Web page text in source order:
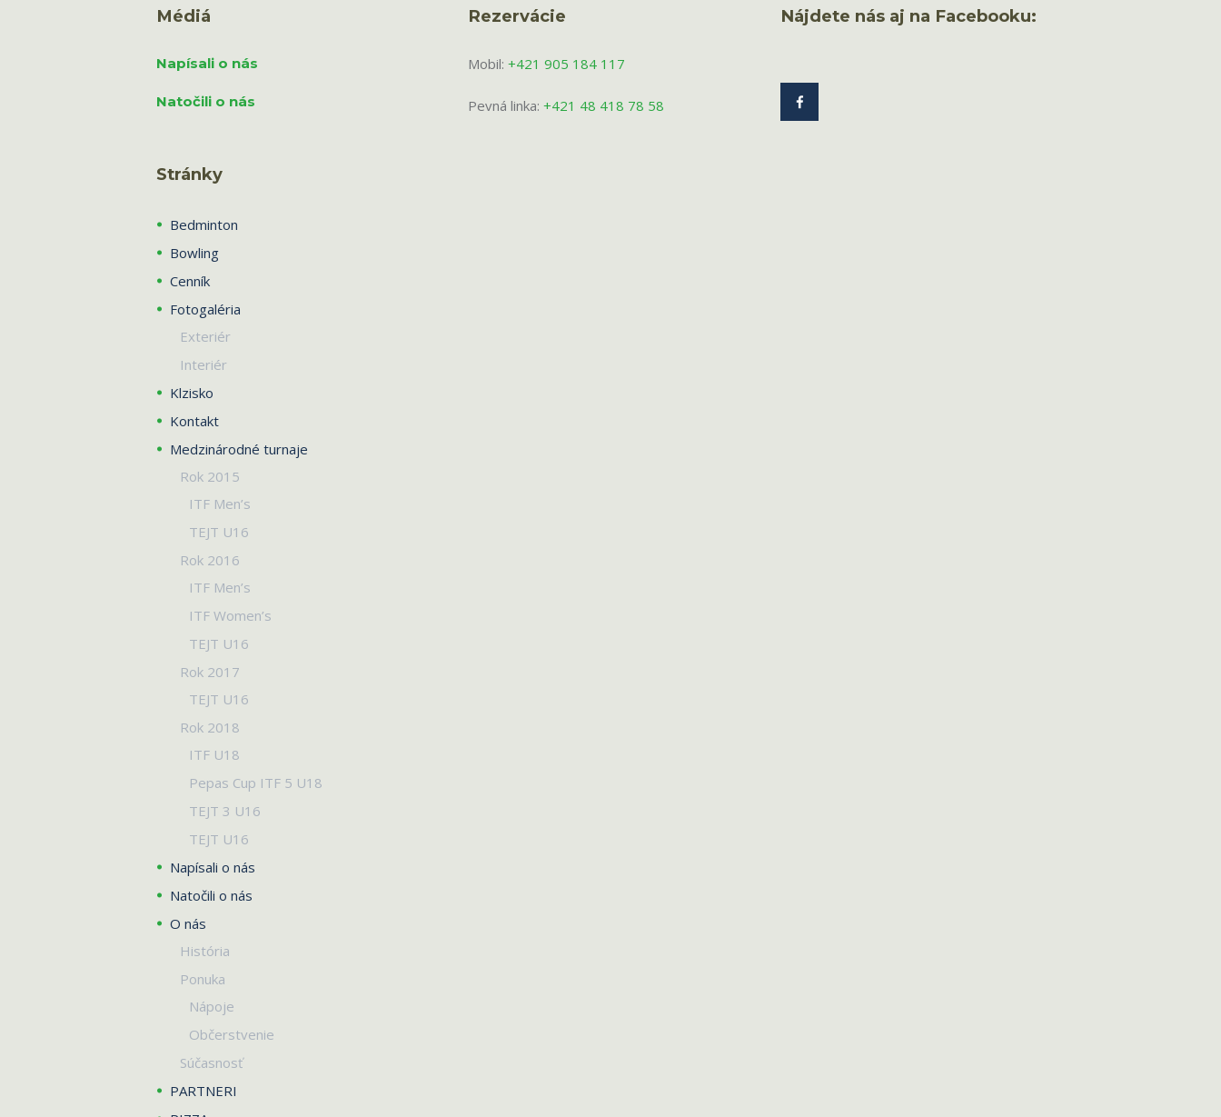
Médiá
Napísali o nás
Natočili o nás
Rezervácie
Mobil:+421 905 184 117
Pevná linka:+421 48 418 78 58
Nájdete nás aj na Facebooku:
Stránky
Bedminton
Bowling
Cenník
Fotogaléria
Exteriér
Interiér
Klzisko
Kontakt
Medzinárodné turnaje
Rok 2015
ITF Men’s
TEJT U16
Rok 2016
ITF Men’s
ITF Women’s
TEJT U16
Rok 2017
TEJT U16
Rok 2018
ITF U18
Pepas Cup ITF 5 U18
TEJT 3 U16
TEJT U16
Napísali o nás
Natočili o nás
O nás
História
Ponuka
Nápoje
Občerstvenie
Súčasnosť
PARTNERI